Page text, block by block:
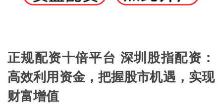
正规配资十倍平台 深圳股指配资：
高效利用资金，把握股市机遇，实现
财富增值